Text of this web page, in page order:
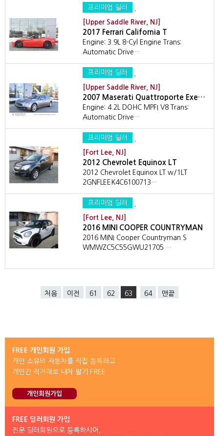
프리미엄 딜러
[Upper Saddle River, NJ]
2017 Ferrari California T
Engine: 3.9L 8-Cyl Engine Trans:
Automatic Drive…
프리미엄 딜러
[Upper Saddle River, NJ]
2007 Maserati Quattroporte Exe…
Engine: 4.2L DOHC MPFI V8 Trans:
Automatic Drive…
프리미엄 딜러
[Fort Lee, NJ]
2012 Chevrolet Equinox LT
2012 Chevrolet Equinox LT w/1LT
2GNFLEEK4C6100713…
프리미엄 딜러
[Fort Lee, NJ]
2016 MINI COOPER COUNTRYMAN
2016 MINI Cooper Countryman S
WMWZC5C55GWU21705 …
처음 이전 61 62 63 64 맨끝
FREE 개인회원 가입
개인 소유의 자동차를 직접 등록하고
개인간 직거래로 내차 팔기 FREE
개인회원가입
FREE 딜러회원 가입
전문 딜러회원으로 등록하시어,